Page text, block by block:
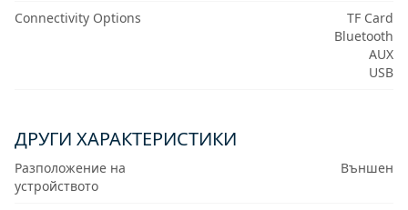
Connectivity Options
TF Card
Bluetooth
AUX
USB
ДРУГИ ХАРАКТЕРИСТИКИ
Разположение на
устройството
Външен